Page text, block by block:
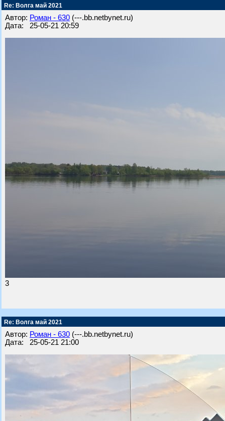
Re: Волга май 2021
Автор: Роман - 630 (---.bb.netbynet.ru)
Дата: 25-05-21 20:59
3
Re: Волга май 2021
Автор: Роман - 630 (---.bb.netbynet.ru)
Дата: 25-05-21 21:00